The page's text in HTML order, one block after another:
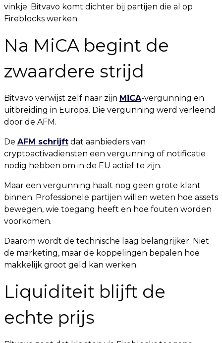
vinkje. Bitvavo komt dichter bij partijen die al op
Fireblocks werken.
Na MiCA begint de
zwaardere strijd
Bitvavo verwijst zelf naar zijn MiCA-vergunning en
uitbreiding in Europa. Die vergunning werd verleend
door de AFM.
De AFM schrijft dat aanbieders van
cryptoactivadiensten een vergunning of notificatie
nodig hebben om in de EU actief te zijn.
Maar een vergunning haalt nog geen grote klant
binnen. Professionele partijen willen weten hoe assets
bewegen, wie toegang heeft en hoe fouten worden
voorkomen.
Daarom wordt de technische laag belangrijker. Niet
de marketing, maar de koppelingen bepalen hoe
makkelijk groot geld kan werken.
Liquiditeit blijft de
echte prijs